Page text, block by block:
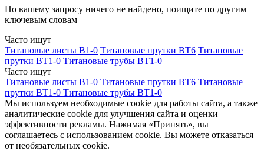
По вашему запросу ничего не найдено, поищите по другим
ключевым словам
Часто ищут
Титановые листы В1-0 Титановые прутки ВТ6 Титановые
прутки ВТ1-0 Титановые трубы ВТ1-0
Часто ищут
Титановые листы В1-0 Титановые прутки ВТ6 Титановые
прутки ВТ1-0 Титановые трубы ВТ1-0
Мы используем необходимые cookie для работы сайта, а также
аналитические cookie для улучшения сайта и оценки
эффективности рекламы. Нажимая «Принять», вы
соглашаетесь с использованием cookie. Вы можете отказаться
от необязательных cookie.